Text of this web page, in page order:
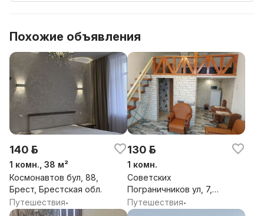
Похожие объявления
140 р.
1 комн., 38 м²
Космонавтов бул, 88,
Брест, Брестская обл.
Путешествия•
130 р.
1 комн.
Советских
Пограничников ул, 7,
Брест, Брестская обл.
Путешествия•